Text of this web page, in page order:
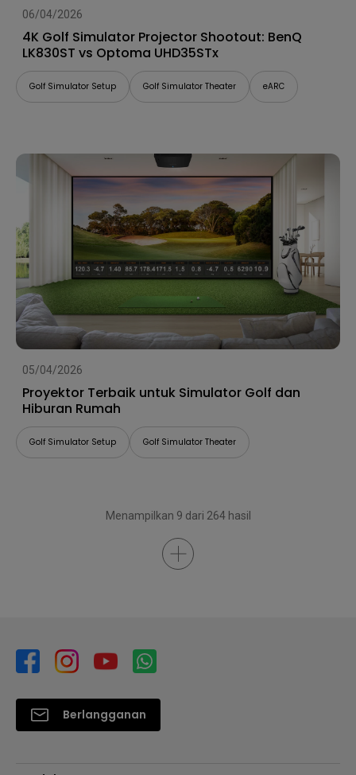
06/04/2026
4K Golf Simulator Projector Shootout: BenQ
LK830ST vs Optoma UHD35STx
Golf Simulator Setup Golf Simulator Theater eARC
05/04/2026
Proyektor Terbaik untuk Simulator Golf dan
Hiburan Rumah
Golf Simulator Setup Golf Simulator Theater
Menampilkan 9 dari 264 hasil
Berlangganan